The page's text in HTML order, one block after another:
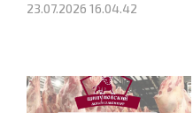
23.07.2026 16.04.42